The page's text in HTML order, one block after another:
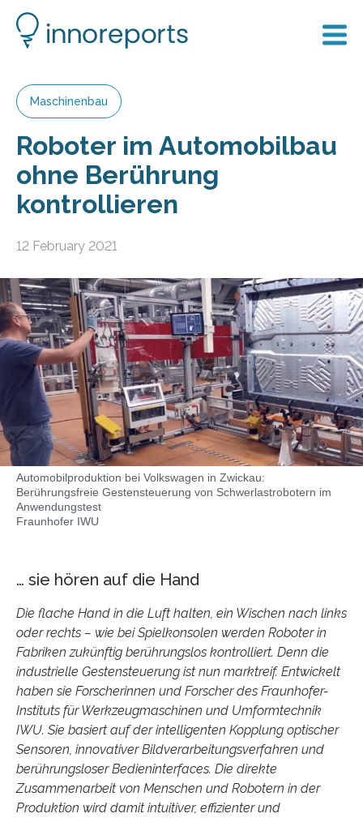
Maschinenbau
Roboter im Automobilbau
ohne Berührung
kontrollieren
12 February 2021
Automobilproduktion bei Volkswagen in Zwickau:
Berührungsfreie Gestensteuerung von Schwerlastrobotern im
Anwendungstest
Fraunhofer IWU
… sie hören auf die Hand
Die flache Hand in die Luft halten, ein Wischen nach links
oder rechts – wie bei Spielkonsolen werden Roboter in
Fabriken zukünftig berührungslos kontrolliert. Denn die
industrielle Gestensteuerung ist nun marktreif. Entwickelt
haben sie Forscherinnen und Forscher des Fraunhofer-
Instituts für Werkzeugmaschinen und Umformtechnik
IWU. Sie basiert auf der intelligenten Kopplung optischer
Sensoren, innovativer Bildverarbeitungsverfahren und
berührungsloser Bedieninterfaces. Die direkte
Zusammenarbeit von Menschen und Robotern in der
Produktion wird damit intuitiver, effizienter und